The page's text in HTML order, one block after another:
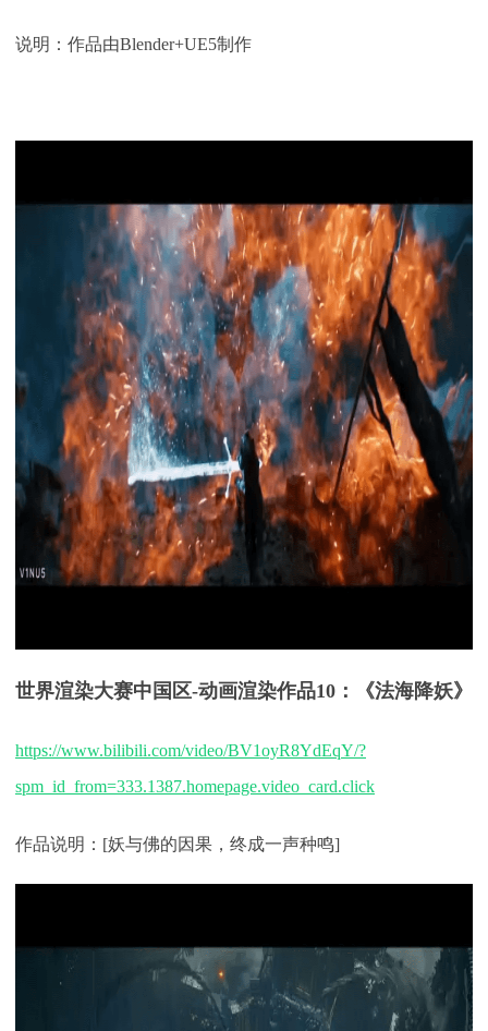
说明：作品由Blender+UE5制作
世界渲染大赛中国区-动画渲染作品10：《法海降妖》
https://www.bilibili.com/video/BV1oyR8YdEqY/?
spm_id_from=333.1387.homepage.video_card.click
作品说明： [妖与佛的因果，终成一声种鸣]